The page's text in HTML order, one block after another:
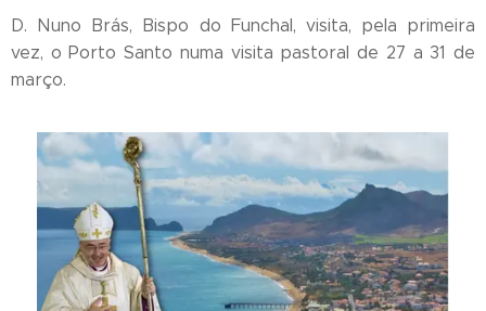
D. Nuno Brás, Bispo do Funchal, visita, pela primeira
vez, o Porto Santo numa visita pastoral de 27 a 31 de
março.